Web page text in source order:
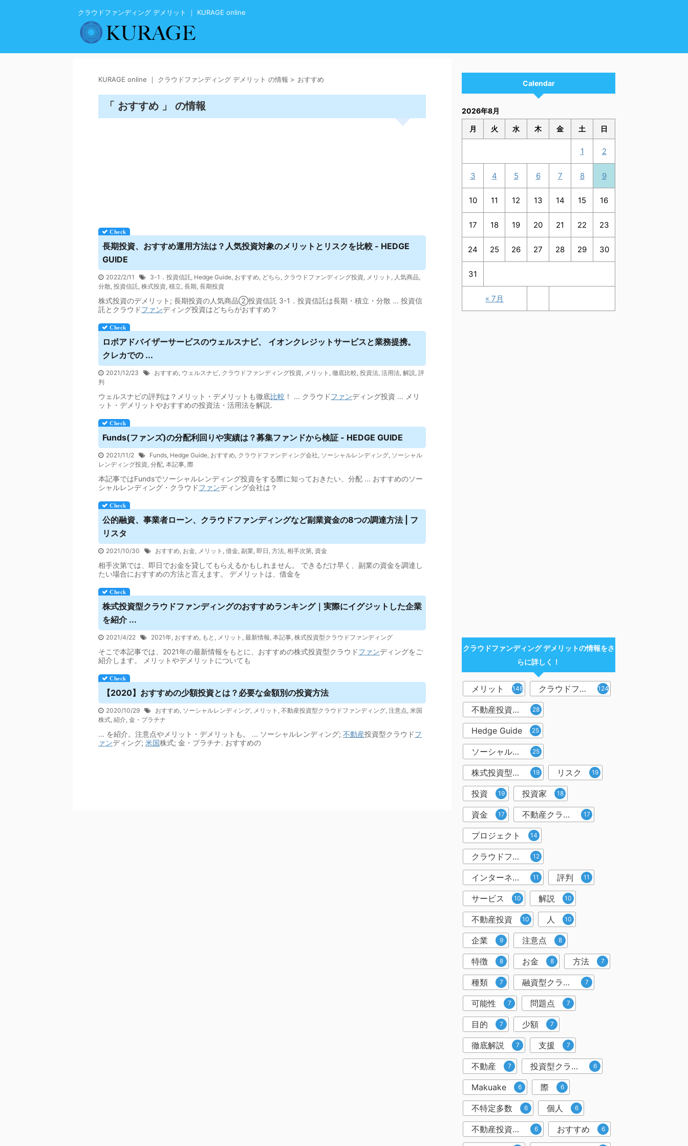
クラウドファンディング デメリット ｜ KURAGE online
KURAGE online ｜ クラウドファンディング デメリット の情報 > おすすめ
「 おすすめ 」 の情報
長期投資、おすすめ運用方法は？人気投資対象のメリットとリスクを比較 - HEDGE
GUIDE
2022/2/11 3-1．投資信託, Hedge Guide, おすすめ, どちら , クラウドファンディング投資, メリット , 人気商品,
分散, 投資信託, 株式投資, 積立, 長期, 長期投資
株式投資のデメリット; 長期投資の人気商品②投資信託 3-1．投資信託は長期・積立・分散 ... 投資信
託とクラウドファンディング投資はどちらがおすすめ？
ロボアドバイザーサービスのウェルスナビ、 イオンクレジットサービスと業務提携。
クレカでの ...
2021/12/23 おすすめ, ウェルスナビ, クラウドファンディング投資, メリット , 徹底比較, 投資法, 活用法, 解説, 評
判
ウェルスナビの評判は？メリット・デメリットも徹底比較 ！ ... クラウドファンディング投資 ... メリ
ット・デメリットやおすすめの投資法・活用法を解説.
Funds(ファンズ)の分配利回りや実績は？募集ファンドから検証 - HEDGE GUIDE
2021/11/2 Funds, Hedge Guide, おすすめ, クラウドファンディング会社, ソーシャルレンディング, ソーシャル
レンディング投資, 分配, 本記事, 際
本記事ではFundsでソーシャルレンディング投資をする際に知っておきたい、分配 ... おすすめのソー
シャルレンディング・クラウドファンディング会社は？
公的融資、事業者ローン、 クラウドファンディングなど副業資金の8つの調達方法 | フ
リスタ
2021/10/30 おすすめ, お金, メリット , 借金, 副業, 即日 , 方法, 相手次第, 資金
相手次第では、即日でお金を貸してもらえるかもしれません。 できるだけ早く、副業の資金を調達し
たい場合におすすめの方法と言えます。 デメリットは、借金を
株式投資型クラウドファンディングのおすすめランキング｜実際にイグジットした企業
を紹介 ...
2021/4/22 2021年, おすすめ, もと , メリット , 最新情報, 本記事, 株式投資型クラウドファンディング
そこで本記事では、2021年の最新情報をもとに、おすすめの株式投資型クラウドファンディングをご
紹介します。 メリットやデメリットについても
【2020】おすすめの少額投資とは？必要な金額別の投資方法
2020/10/29 おすすめ, ソーシャルレンディング, メリット , 不動産投資型クラウドファンディング, 注意点, 米国
株式, 紹介, 金・プラチナ
... を紹介。注意点やメリット・デメリットも。 ... ソーシャルレンディング; 不動産投資型クラウドフ
ァンディング; 米国株式; 金・プラチナ. おすすめの
Calendar
2026年8月
月 火 水 木 金 土 日
« 7月
1 2
3 4 5 6 7 8 9
10 11 12 13 14 15 16
17 18 19 20 21 22 23
24 25 26 27 28 29 30
31
クラウドファンディング デメリットの情報をさ
らに詳しく！
メリット 148 クラウドファンディング 124
不動産投資型クラウドファンディング 28
Hedge Guide 25
ソーシャルレンディング 25
株式投資型クラウドファンディング 19 リスク 19
投資 19 投資家 18
資金 17 不動産クラウドファンディング 17
プロジェクト 14
クラウドファンディング投資 12
インターネット 11 評判 11
サービス 10 解説 10
不動産投資 10 人 10
企業 9 注意点 8
特徴 8 お金 8 方法 7
種類 7 融資型クラウドファンディング 7
可能性 7 問題点 7
目的 7 少額 7
徹底解説 7 支援 7
不動産 7 投資型クラウドファンディング 6
Makuake 6 際 6
不特定多数 6 個人 6
不動産投資クラウドファンディング 6 おすすめ 6